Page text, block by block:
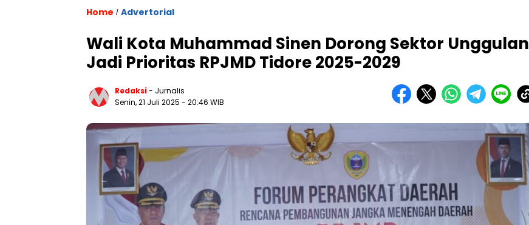
Home / Advertorial
Wali Kota Muhammad Sinen Dorong Sektor Unggulan
Jadi Prioritas RPJMD Tidore 2025-2029
Redaksi- Jurnalis
Senin, 21 Juli 2025 - 20:46 WIB